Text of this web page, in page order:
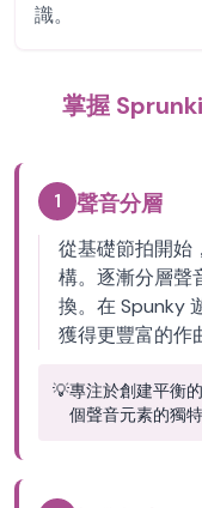
識。
掌握
1 聲音分層
從基礎節拍開始
構。逐漸分層聲
換。在 Spunky
獲得更豐富的作
💡專注於創建平衡
個聲音元素的獨特